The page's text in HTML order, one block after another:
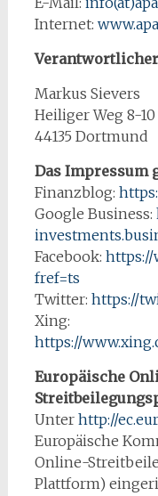
Internet:
Verantwortlicher
Markus Sievers
Heiliger Weg 8-10
44135 Dortmund
Das Impressum
Finanzblog:
Google Business:
Facebook: https://
fref=ts
Twitter: https://
Xing:
https://
Europäische
Unter http://
Europäische
Online-
Plattform)